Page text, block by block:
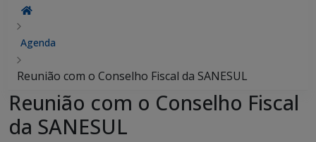
Agenda
Reunião com o Conselho Fiscal da SANESUL
Reunião com o Conselho Fiscal
da SANESUL